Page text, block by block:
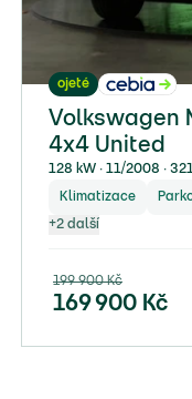
ojeté
Volkswagen
4x4 United
128 kW ∙ 11/2008 ∙
Klimatizace
+2 další
199 900Kč
169 900 Kč